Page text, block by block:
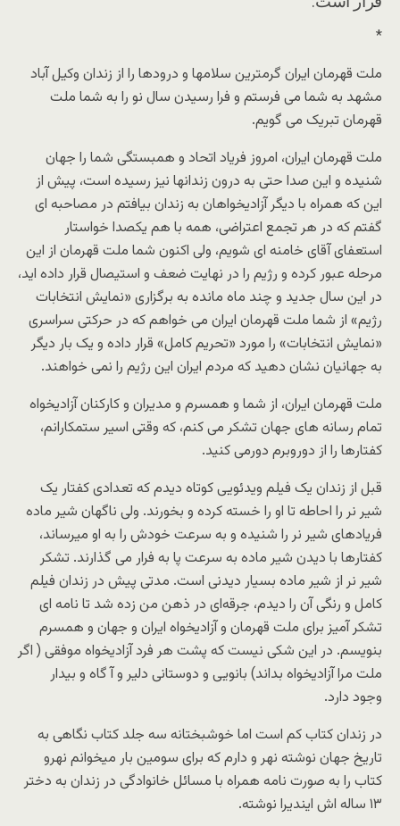
*
ملت قهرمان ایران گرمترین سلامها و درودها را از زندان وکیل آباد
مشهد به شما می فرستم و فرا رسیدن سال نو را به شما ملت
قهرمان تبریک می گویم.
ملت قهرمان ایران، امروز فریاد اتحاد و همبستگی شما را جهان
شنیده و این صدا حتی به درون زندانها نیز رسیده است، پیش از
این که همراه با دیگر آزادیخواهان به زندان بیافتم در مصاحبه ای
گفتم که در هر تجمع اعتراضی، همه با هم یکصدا خواستار
استعفای آقای خامنه ای شویم، ولی اکنون شما ملت قهرمان از این
مرحله عبور کرده و رژیم را در نهایت ضعف و استیصال قرار داده اید،
در این سال جدید و چند ماه مانده به برگزاری «نمایش انتخابات
رژیم» از شما ملت قهرمان ایران می خواهم که در حرکتی سراسری
«نمایش انتخابات» را مورد «تحریم کامل» قرار داده و یک بار دیگر
به جهانیان نشان دهید که مردم ایران این رژیم را نمی خواهند.
ملت قهرمان ایران، از شما و همسرم و مدیران و کارکنان آزادیخواه
تمام رسانه های جهان تشکر می کنم، که وقتی اسیر ستمکارانم،
کفتارها را از دوروبرم دورمی کنید.
قبل از زندان یک فیلم ویدئویی کوتاه دیدم که تعدادی کفتار یک
شیر نر را احاطه تا او را خسته کرده و بخورند. ولی ناگهان شیر ماده
فریادهای شیر نر را شنیده و به سرعت خودش را به او میرساند،
کفتارها با دیدن شیر ماده به سرعت پا به فرار می گذارند. تشکر
شیر نر از شیر ماده بسیار دیدنی است. مدتی پیش در زندان فیلم
کامل و رنگی آن را دیدم، جرقه‌ای در ذهن من زده شد تا نامه ای
تشکر آمیز برای ملت قهرمان و آزادیخواه ایران و جهان و همسرم
بنویسم. در این شکی نیست که پشت هر فرد آزادیخواه موفقی ( اگر
ملت مرا آزادیخواه بداند) بانویی و دوستانی دلیر و آ گاه و بیدار
وجود دارد.
در زندان کتاب کم است اما خوشبختانه سه جلد کتاب نگاهی به
تاریخ جهان نوشته نهر و دارم که برای سومین بار میخوانم نهرو
کتاب را به صورت نامه همراه با مسائل خانوادگی در زندان به دختر
۱۳ ساله اش ایندیرا نوشته.